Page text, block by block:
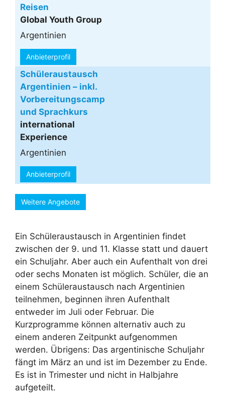
Reisen
Global Youth Group
Argentinien
Anbieterprofil
Schüleraustausch
Argentinien – inkl.
Vorbereitungscamp
und Sprachkurs
international
Experience
Argentinien
Anbieterprofil
Weitere Angebote
Ein Schüleraustausch in Argentinien findet
zwischen der 9. und 11. Klasse statt und dauert
ein Schuljahr. Aber auch ein Aufenthalt von drei
oder sechs Monaten ist möglich. Schüler, die an
einem Schüleraustausch nach Argentinien
teilnehmen, beginnen ihren Aufenthalt
entweder im Juli oder Februar. Die
Kurzprogramme können alternativ auch zu
einem anderen Zeitpunkt aufgenommen
werden. Übrigens: Das argentinische Schuljahr
fängt im März an und ist im Dezember zu Ende.
Es ist in Trimester und nicht in Halbjahre
aufgeteilt.